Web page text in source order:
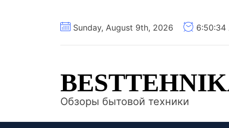
Sunday, August 9th, 2026 6:50:35
Обзоры бытовой техники